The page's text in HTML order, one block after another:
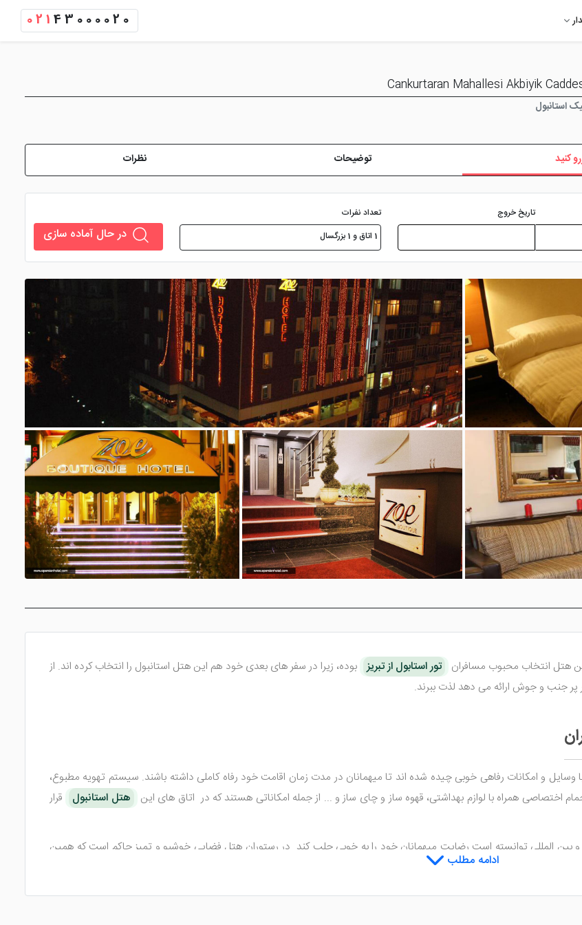
021 43000020
استانبول
کنید توضیحات نظرات
تاریخ خروج
تعداد نفرات
1 اتاق و 1 بزرگسال
در حال آماده سازی
هتل انتخاب محبوب مسافران تور استابول از تبریز بوده، زیرا در سفر های بعدی خود هم این هتل استانبول را انتخاب کرده اند. از
پر جنب و جوش ارائه می دهد لذت ببرند.
وسایل و امکانات رفاهی خوبی چیده شده اند تا میهمانان در مدت زمان اقامت خود رفاه کاملی داشته باشند. سیستم تهویه مطبوع،
اختصاصی همراه با لوازم بهداشتی، قهوه ساز و چای ساز و ... از جمله امکاناتی هستند که در اتاق های این
هتل استانبول
قرار
و بین المللی توانسته است رضایت میهمانان خود را به خوبی جلب کند. در رستوران هتل فضایی خوشبو و تمیز حاکم است که همین
انواع نوشیدنی های مختلف را نوش کرده و ساعاتی را به خوشی بپردازید.
ادامه مطلب